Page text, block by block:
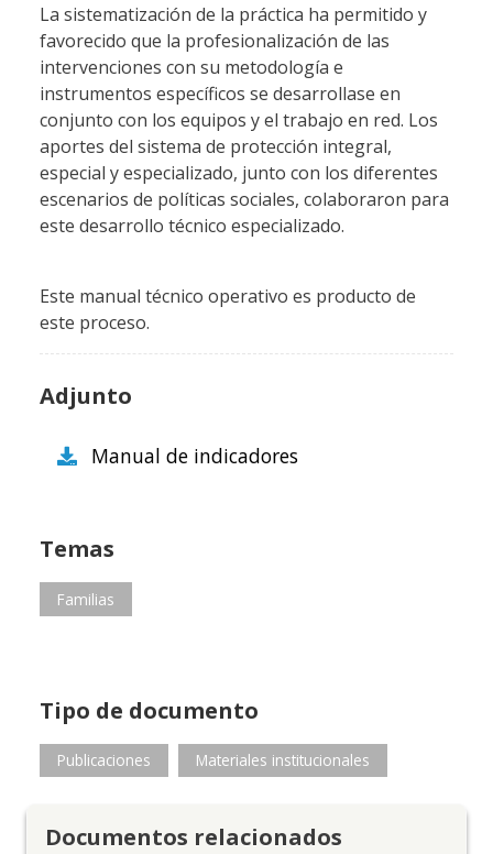
La sistematización de la práctica ha permitido y
favorecido que la profesionalización de las
intervenciones con su metodología e
instrumentos específicos se desarrollase en
conjunto con los equipos y el trabajo en red. Los
aportes del sistema de protección integral,
especial y especializado, junto con los diferentes
escenarios de políticas sociales, colaboraron para
este desarrollo técnico especializado.
Este manual técnico operativo es producto de
este proceso.
Adjunto
Manual de indicadores
Temas
Familias
Tipo de documento
Publicaciones Materiales institucionales
Documentos relacionados